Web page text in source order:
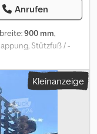
Anrufen
900 mm,
Stützfuß / -
mit 5 Striegel in
Pragsdorf
Kleinanzeige